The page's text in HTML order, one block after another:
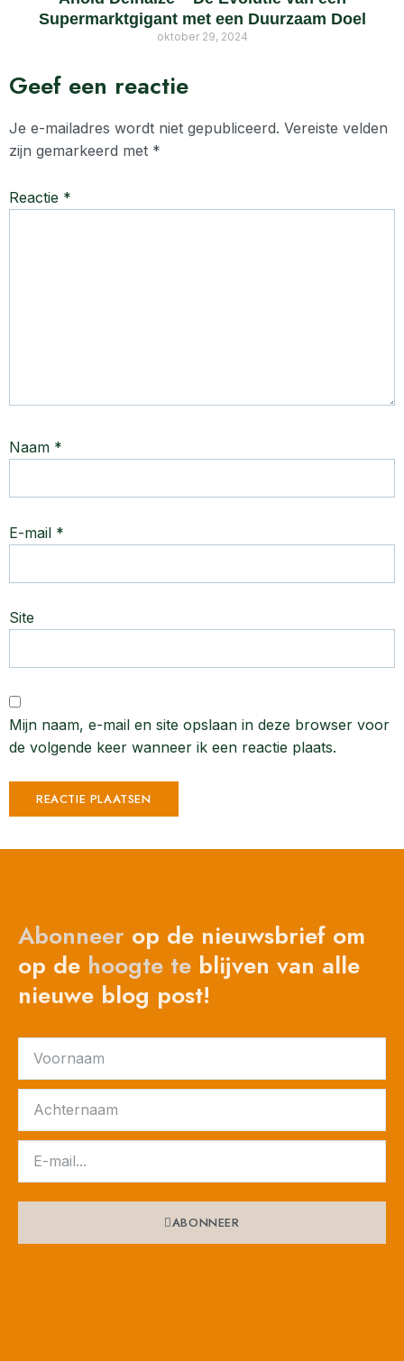
Supermarktgigant met een Duurzaam Doel
oktober 29, 2024
Geef een reactie
Je e-mailadres wordt niet gepubliceerd. Vereiste velden
zijn gemarkeerd met *
Reactie *
Naam *
E-mail *
Site
Mijn naam, e-mail en site opslaan in deze browser voor
de volgende keer wanneer ik een reactie plaats.
Abonneer op de nieuwsbrief om
op de hoogte te blijven van alle
nieuwe blog post!
ABONNEER